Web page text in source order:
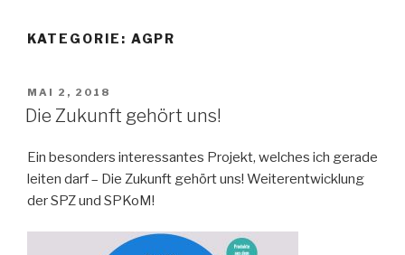
KATEGORIE: AGPR
VERÖFFENTLICHT
AM
MAI 2, 2018
Die Zukunft gehört uns!
Ein besonders interessantes Projekt, welches ich gerade
leiten darf – Die Zukunft gehört uns! Weiterentwicklung
der SPZ und SPKoM!